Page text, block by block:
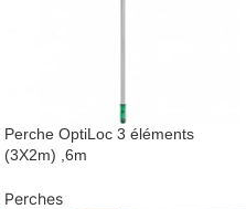
Perche OptiLoc 3 éléments
(3X2m) ,6m
Perches